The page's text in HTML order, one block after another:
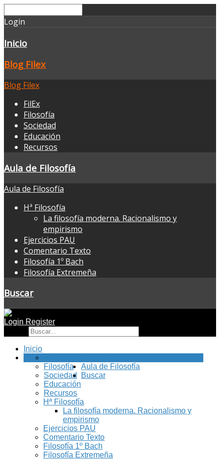
Login
Inicio
Blog Filex
Blog Filex
FilEx
Filosofía
Sociedad
Educación
Recursos
Aula de Filosofía
Aula de Filosofía
Hª Filosofía
La filosofía moderna. Racionalismo y
empirismo
Ejercicios PAU
Comentario Texto
Filosofía 1º Bach
Filosofía Extremeña
Buscar
Login Register
Inicio
Filosofía
Sociedad
Educación
Recursos
Aula de Filosofía
Hª Filosofía
La filosofía moderna. Racionalismo y
empirismo
Ejercicios PAU
Comentario Texto
Filosofía 1º Bach
Filosofía Extremeña
Buscar